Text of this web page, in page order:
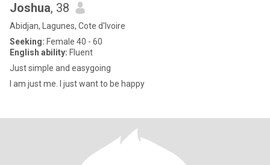
Joshua, 38
Abidjan, Lagunes, Cote d'Ivoire
Seeking: Female 40 - 60
English ability: Fluent
Just simple and easygoing
I am just me. I just want to be happy